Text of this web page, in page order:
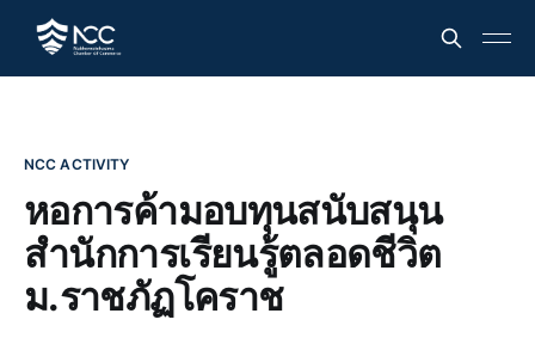
NCC ACTIVITY
หอการค้ามอบทุนสนับสนุน
สำนักการเรียนรู้ตลอดชีวิต
ม.ราชภัฏโคราช